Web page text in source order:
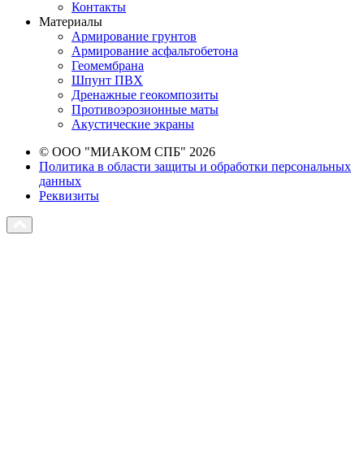
Контакты
Материалы
Армирование грунтов
Армирование асфальтобетона
Геомембрана
Шпунт ПВХ
Дренажные геокомпозиты
Противоэрозионные маты
Акустические экраны
© ООО "МИАКОМ СПБ" 2026
Политика в области защиты и обработки персональных
данных
Реквизиты